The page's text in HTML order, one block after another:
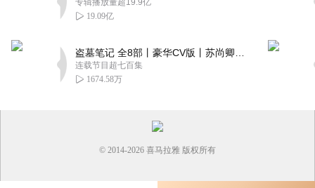
专辑播放量超19.9亿
19.09亿
连载节目超七百集
1674.58万
© 2014-2026 喜马拉雅 版权所有